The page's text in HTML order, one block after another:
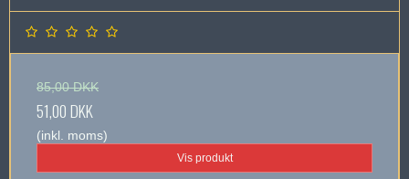
85,00 DKK
51,00 DKK
(inkl. moms)
Vis produkt